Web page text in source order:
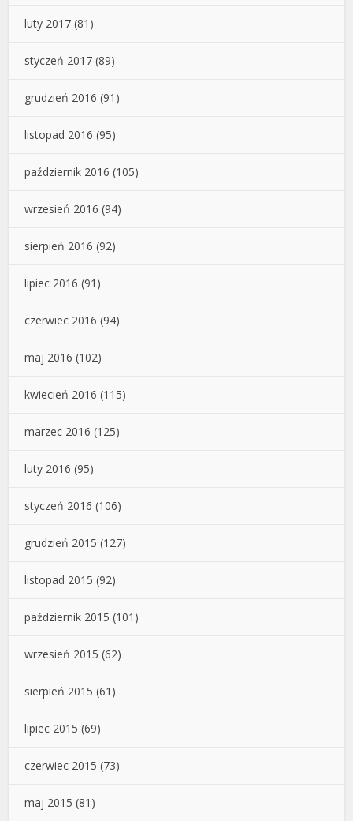
luty 2017 (81)
styczeń 2017 (89)
grudzień 2016 (91)
listopad 2016 (95)
październik 2016 (105)
wrzesień 2016 (94)
sierpień 2016 (92)
lipiec 2016 (91)
czerwiec 2016 (94)
maj 2016 (102)
kwiecień 2016 (115)
marzec 2016 (125)
luty 2016 (95)
styczeń 2016 (106)
grudzień 2015 (127)
listopad 2015 (92)
październik 2015 (101)
wrzesień 2015 (62)
sierpień 2015 (61)
lipiec 2015 (69)
czerwiec 2015 (73)
maj 2015 (81)